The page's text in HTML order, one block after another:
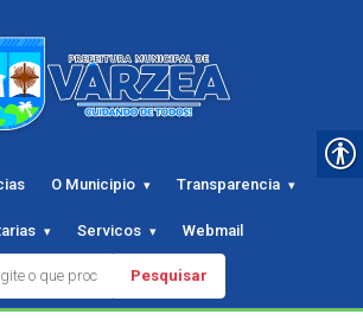
O Municipio Transparencia
Servicos Webmail
Pesquisar